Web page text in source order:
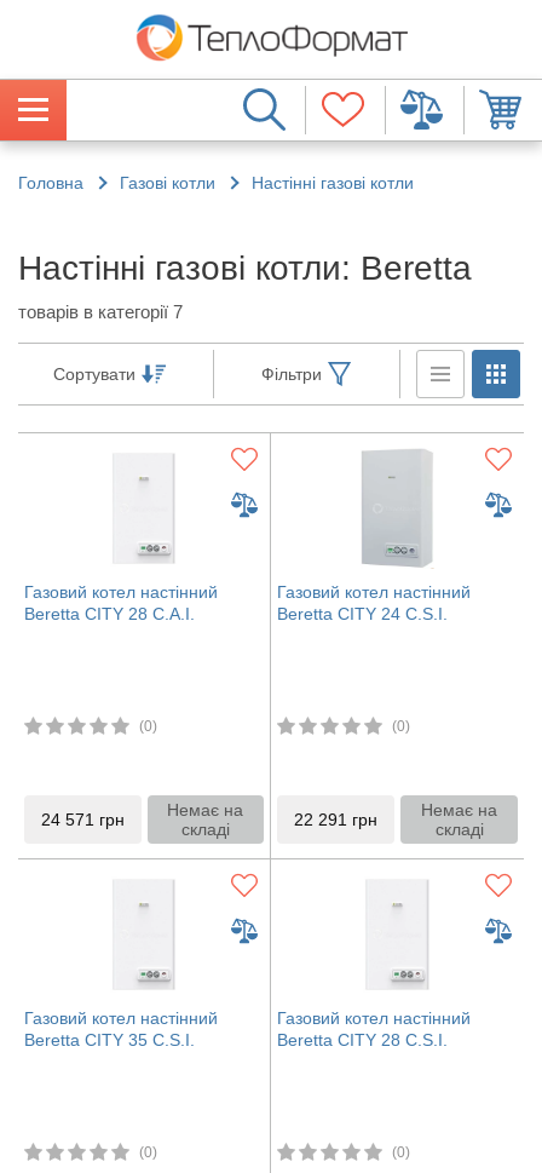
Головна Газові котли Настінні газові котли
Настінні газові котли: Beretta
товарів в категорії 7
Сортувати Фільтри
Газовий котел настінний
Beretta CITY 28 С.A.I.
(0)
24 571 грн
Немає на
складі
Газовий котел настінний
Beretta CITY 24 C.S.I.
(0)
22 291 грн
Немає на
складі
Газовий котел настінний
Beretta CITY 35 С.S.I.
(0)
Газовий котел настінний
Beretta CITY 28 С.S.I.
(0)